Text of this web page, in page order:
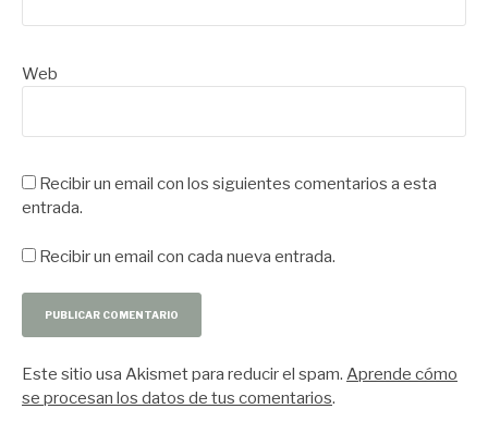
Web
Recibir un email con los siguientes comentarios a esta
entrada.
Recibir un email con cada nueva entrada.
Este sitio usa Akismet para reducir el spam. Aprende cómo
se procesan los datos de tus comentarios.